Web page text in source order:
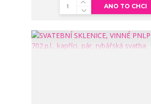
ANO TO CHCI